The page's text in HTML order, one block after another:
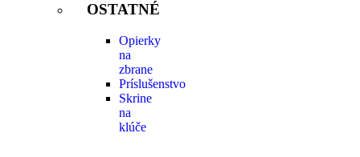
OSTATNÉ
Opierky
na
zbrane
Príslušenstvo
Skrine
na
klúče